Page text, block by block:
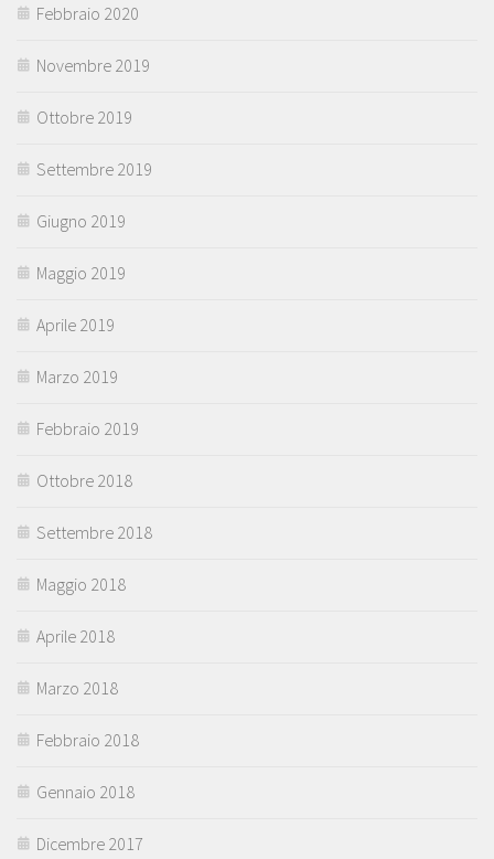
Febbraio 2020
Novembre 2019
Ottobre 2019
Settembre 2019
Giugno 2019
Maggio 2019
Aprile 2019
Marzo 2019
Febbraio 2019
Ottobre 2018
Settembre 2018
Maggio 2018
Aprile 2018
Marzo 2018
Febbraio 2018
Gennaio 2018
Dicembre 2017